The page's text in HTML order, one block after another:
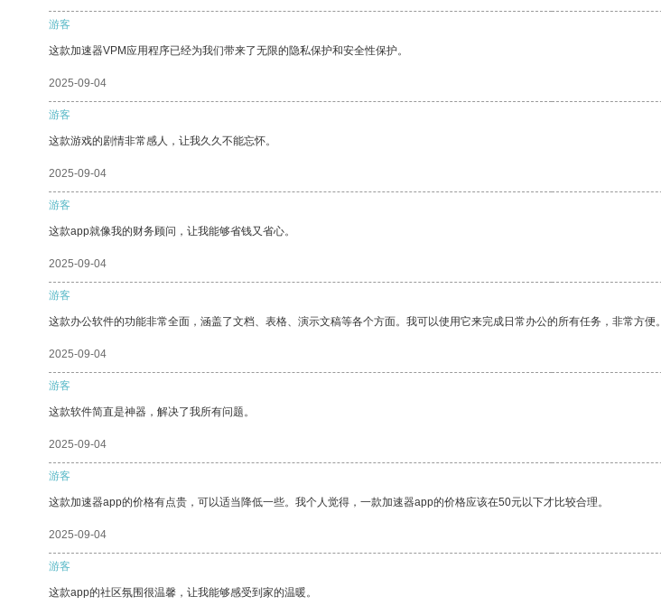
游客
这款加速器VPM应用程序已经为我们带来了无限的隐私保护和安全性保护。
2025-09-04
游客
这款游戏的剧情非常感人，让我久久不能忘怀。
2025-09-04
游客
这款app就像我的财务顾问，让我能够省钱又省心。
2025-09-04
游客
这款办公软件的功能非常全面，涵盖了文档、表格、演示文稿等各个方面。我可以使用它来完成日常办公的所有任务，非常方便。
2025-09-04
游客
这款软件简直是神器，解决了我所有问题。
2025-09-04
游客
这款加速器app的价格有点贵，可以适当降低一些。我个人觉得，一款加速器app的价格应该在50元以下才比较合理。
2025-09-04
游客
这款app的社区氛围很温馨，让我能够感受到家的温暖。